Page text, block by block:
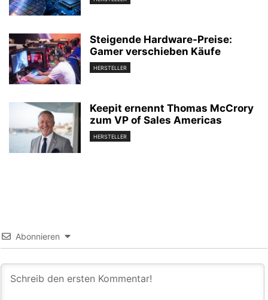
Steigende Hardware-Preise:
Gamer verschieben Käufe
HERSTELLER
Keepit ernennt Thomas McCrory
zum VP of Sales Americas
HERSTELLER
Abonnieren